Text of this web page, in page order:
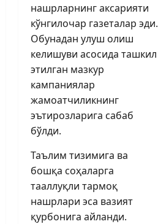
нашрларнинг аксарияти
кўнгилочар газеталар эди.
Обунадан улуш олиш
келишуви асосида ташкил
этилган мазкур
кампаниялар
жамоатчиликнинг
эътирозларига сабаб
бўлди.
Таълим тизимига ва
бошқа соҳаларга
тааллуқли тармоқ
нашрлари эса вазият
қурбонига айланди.